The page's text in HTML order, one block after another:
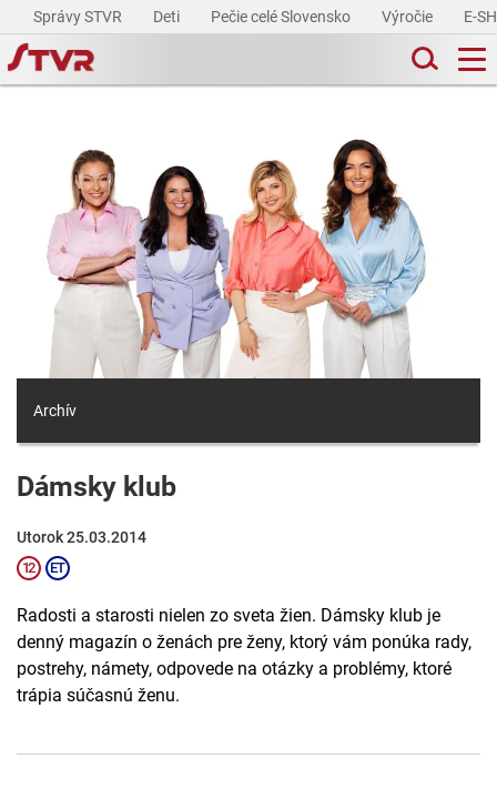
Správy STVR Deti Pečie celé Slovensko Výročie E-
Archív
Dámsky klub
Utorok 25.03.2014
Radosti a starosti nielen zo sveta žien. Dámsky klub je
denný magazín o ženách pre ženy, ktorý vám ponúka rady,
postrehy, námety, odpovede na otázky a problémy, ktoré
trápia súčasnú ženu.